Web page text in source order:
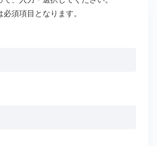
必須項目となります。